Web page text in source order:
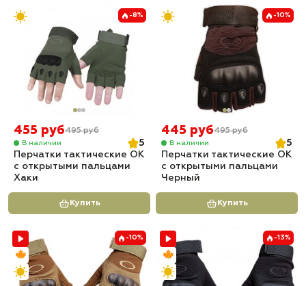
-8%
455 руб495 руб
В наличии
5
Перчатки тактические OK
с открытыми пальцами
Хаки
Купить
-10%
445 руб495 руб
В наличии
5
Перчатки тактические OK
с открытыми пальцами
Черный
Купить
-10% -13%